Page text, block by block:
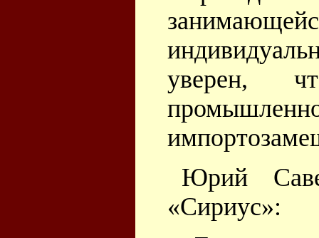
уверен,
Юрий
«Сириус»: